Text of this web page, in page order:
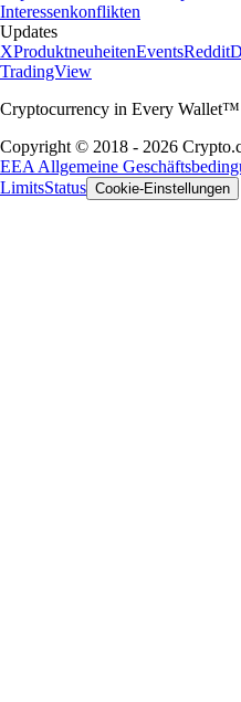
Interessenkonflikten
Updates
XProduktneuheitenEventsReddit
TradingView
Cryptocurrency in Every Wallet™
Copyright © 2018 - 2026
EEA Allgemeine
LimitsStatus Cookie-Einstellungen